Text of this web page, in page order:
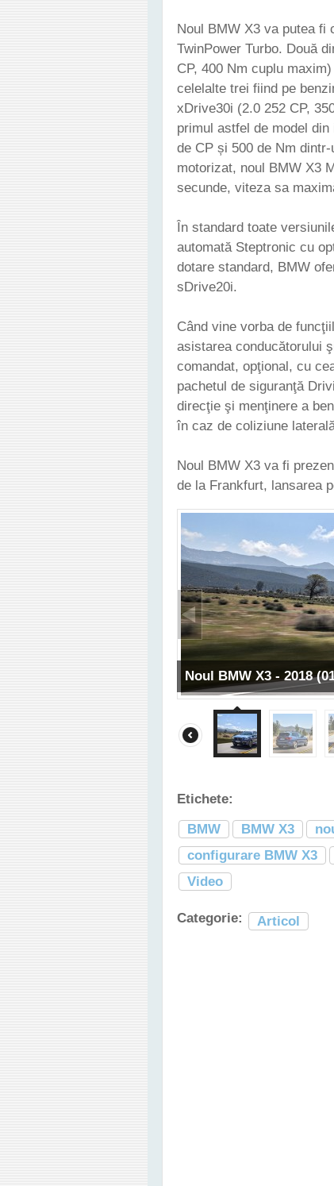
Noul BMW X3 va putea
TwinPower Turbo. Două
CP, 400 Nm cuplu
celelalte trei fiind pe
xDrive30i (2.0 252 CP,
primul astfel de model
de CP și 500 de Nm
motorizat, noul BMW X3
secunde, viteza sa
În standard toate
automată Steptronic cu
dotare standard, BMW
sDrive20i.
Când vine vorba de
asistarea conducătorului
comandat, opţional, cu
pachetul de siguranţă
direcţie şi menţinere a
în caz de coliziune
Noul BMW X3 va fi
de la Frankfurt, lansarea
Noul BMW X3 - 2018
Etichete:
BMW
BMW X3
configurare BMW X3
Video
Categorie: Articol